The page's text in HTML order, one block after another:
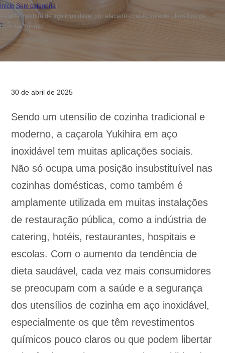
Início/Sem categoria/
Panela Yukihira de aço inoxidável por atacado - Fabricante de utensílios de
cozinha Yongyu
30 de abril de 2025
Sendo um utensílio de cozinha tradicional e
moderno, a caçarola Yukihira em aço
inoxidável tem muitas aplicações sociais.
Não só ocupa uma posição insubstituível nas
cozinhas domésticas, como também é
amplamente utilizada em muitas instalações
de restauração pública, como a indústria de
catering, hotéis, restaurantes, hospitais e
escolas. Com o aumento da tendência de
dieta saudável, cada vez mais consumidores
se preocupam com a saúde e a segurança
dos utensílios de cozinha em aço inoxidável,
especialmente os que têm revestimentos
químicos pouco claros ou que podem libertar